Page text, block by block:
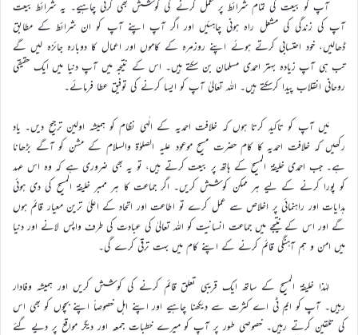
آپ کو بیعت کی تمام شرائط پر عمل کرنے کی کوشش بھی کرنی چاہیے۔ یہ شرائط بیعت
آپ کی زندگی کی مشعل راہ ہونی چاہئیں اور اگر آپ اپنے آپ کو ان شرائط کے مطابق
ڈھالیں، خود احتسابی کرتے ہوئے اپنے روزمرہ کے کاموں اور اعمال کا دوبارہ جائزہ لیں گے
تب ہی آپ زیادہ بہتر احمدی مسلمان بن سکتے ہیں۔ اس کے نتیجہ میں آپ دنیا میں ایک حقیقی
روحانی انقلاب پیدا کرسکتے ہیں۔ اللہ تعالیٰ آپ کو ایسا کرنے کی توفیق عطا فرمائے۔
مَیں آپ کو تاکید کرتا ہوں کہ خلافت احمدیہ کے الٰہی نظام کو ہمیشہ اولین ترجیح دیں۔ یاد
رکھیں کہ خلافت احمدیہ کا کام حضرت مسیح موعود علیہ الصلوٰۃ والسلام کے مشن کو آگے بڑھانا
ہے۔ جب احمدی خلیفۃ المسیح کے ہاتھ پر بیعت کرتے ہیں، تو یہ بھی ضروری ہے کہ وہ اس عہد
کو پورا کرنے کے لیے ہر ممکن کوشش کریں۔ اگر جماعت کا ہر ممبر خلیفۃ المسیح کی دی ہوئی
ہدایات اور راہنمائی پر اخلاص سے عمل کرے تو اطاعت اور اتحاد کے اعلیٰ ترین معیار قائم ہوں
گے اور اس کے نتیجے میں جماعت انسانیت کو اللہ تعالیٰ کی عبادت کی طرف واپس لانے اور دنیا
میں امن و ہم آہنگی قائم کرنے کے اپنے کام میں بہت ترقی کرے گی۔
لہٰذا خلیفۃ المسیح کے ساتھ ایک قریبی تعلق قائم کرنے کی کوشش کریں اور ہمیشہ وفادار
رہیں۔ آپ کو ایم ٹی اے کثرت سے دیکھنا چاہیے اور اپنے اہل خصوصاً اپنے بچوں کو بھی اس
کی تلقین کرتے رہیں۔ خصوصی طور پر آپ کو میرے خطبات جمعہ اور دیگر مواقع پر دیے گئے